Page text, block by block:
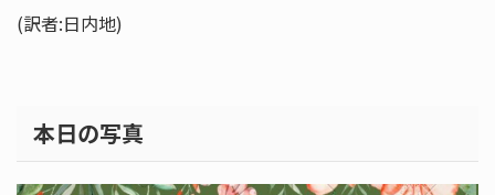
(訳者:日内地)
本日の写真